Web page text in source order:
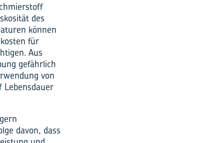
des
können
für
Aus
gefährlich
von
davon, dass